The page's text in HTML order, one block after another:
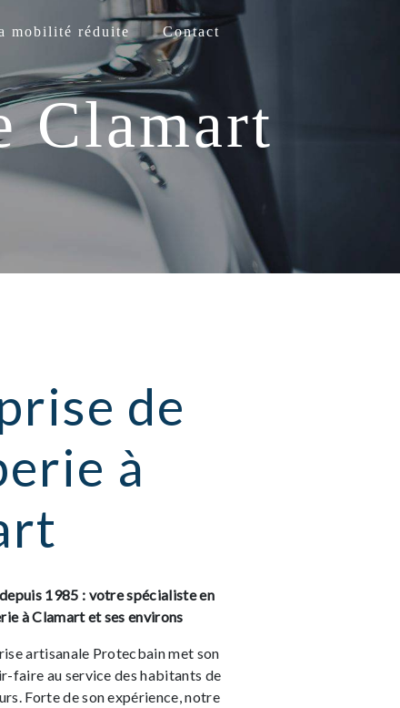
mobilité réduite Contact
Clamart
de
à
1985 : votre spécialiste en
à Clamart et ses environs
artisanale Protecbain met son
faire au service des habitants de
Forte de son expérience, notre